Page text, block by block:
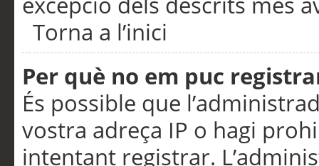
Torna a l’inici
Per què no em puc
És possible que
vostra adreça IP o hagi
intentant registrar.